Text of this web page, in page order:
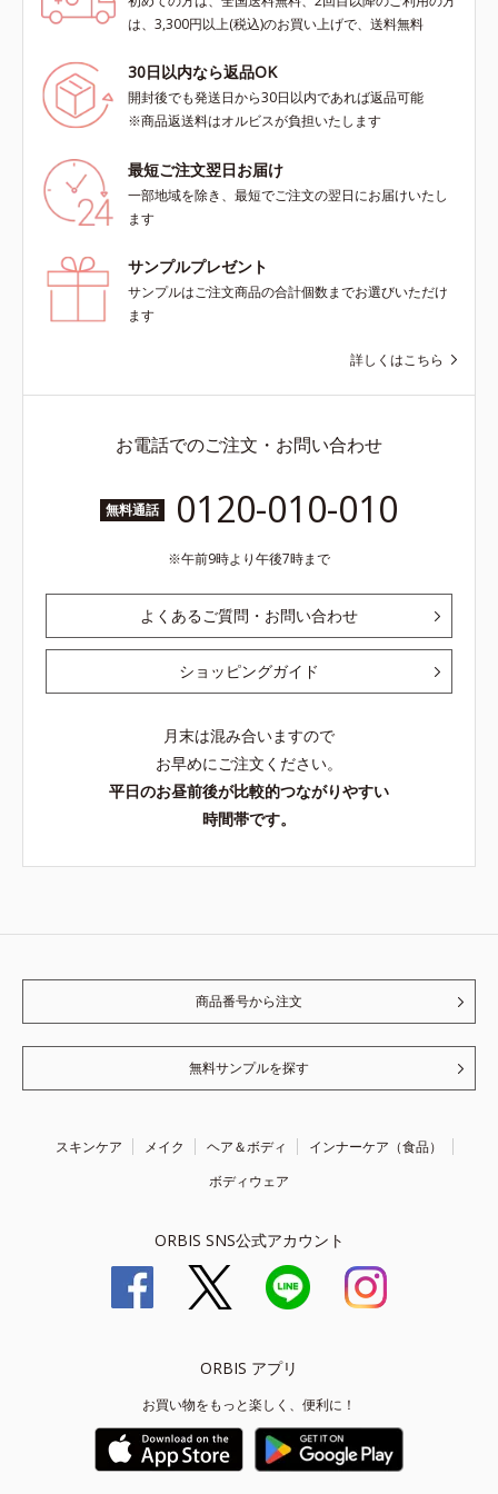
は、3,300円以上(税込)のお買い上げで、送料無料
30日以内なら返品OK
開封後でも発送日から30日以内であれば返品可能
※商品返送料はオルビスが負担いたします
最短ご注文翌日お届け
一部地域を除き、最短でご注文の翌日にお届けいたし
ます
サンプルプレゼント
サンプルはご注文商品の合計個数までお選びいただけ
ます
詳しくはこちら
お電話でのご注文・お問い合わせ
無料通話 0120-010-010
午前9時より午後7時まで
よくあるご質問・お問い合わせ
ショッピングガイド
月末は混み合いますので
お早めにご注文ください。
平日のお昼前後が比較的つながりやすい
時間帯です。
商品番号から注文
無料サンプルを探す
スキンケア メイク ヘア＆ボディ
インナーケア（食品）
ボディウェア
ORBIS SNS公式アカウント
ORBIS アプリ
お買い物をもっと楽しく、便利に！